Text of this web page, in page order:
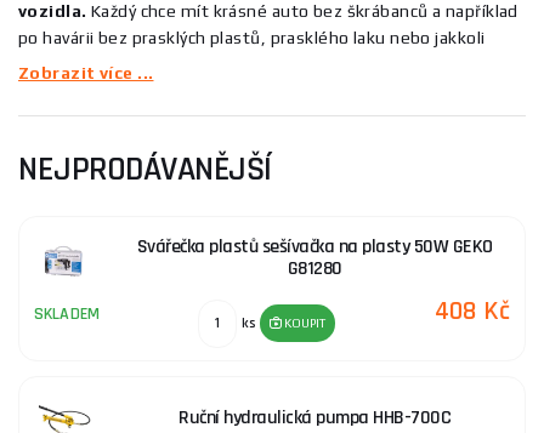
vozidla. Každý chce mít krásné auto bez škrábanců a například
po havárii bez prasklých plastů, prasklého laku nebo jakkoli
poškozené karoserie. Proto vám nabízíme nářadí pro opravy
pro montáž a demontáž skel a mnoho dalších. Stačí si jen
neváhejte kontaktovat, rádi Vám pomůžeme.
Zobrazit více ...
NEJPRODÁVANĚJŠÍ
Svářečka plastů sešívačka na plasty 50W GEKO
G81280
SKLADEM ks KOUPIT 408 Kč
Ruční hydraulická pumpa HHB-700C